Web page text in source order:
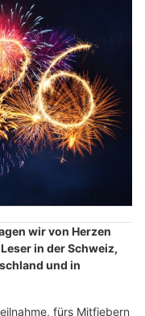
wir von Herzen
in der Schweiz,
und in
fürs Mitfiebern